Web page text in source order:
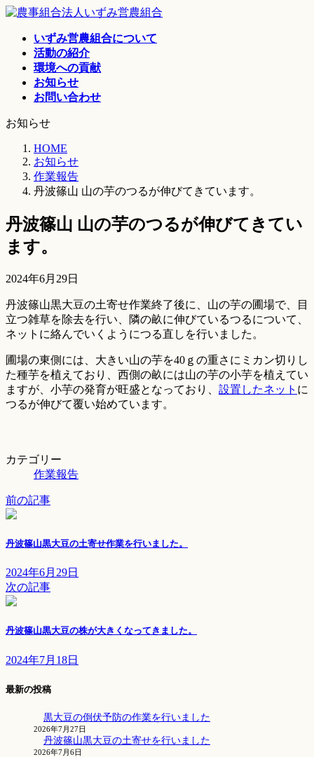
コ
ッ
ナ
移
いずみ営農組合について
活動の紹介
環境への貢献
お知らせ
お問い合わせ
お知らせ
HOME
お知らせ
作業報告
丹波篠山 山の芋のつるが伸びてきています。
丹波篠山 山の芋のつるが伸びてきてい
ます。
2024年6月29日
丹波篠山黒大豆の土寄せ作業終了後に、山の芋の圃場で、目
立つ雑草を除去を行い、隣の畝に伸びているつるについて、
ネットに絡んでいくようにつる直しを行いました。
圃場の東側には、大きい山の芋を40ｇの重さにミカン切りし
た種芋を植えており、西側の畝には山の芋の小芋を植えてい
ますが、小芋の発育が旺盛となっており、 設置したネット に
つるが伸びて覆い始めています。
カテゴリー
作業報告
前の記事
丹波篠山黒大豆の土寄せ作業を行いました。
2024年6月29日
次の記事
丹波篠山黒大豆の株が大きくなってきました。
2024年7月18日
最新の投稿
黒大豆の倒伏予防の作業を行いました
2026年7月27日
丹波篠山黒大豆の土寄せを行いました
2026年7月6日